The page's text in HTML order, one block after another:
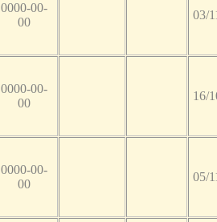
0000-00-
00
03/
0000-00-
00
16/
0000-00-
00
05/